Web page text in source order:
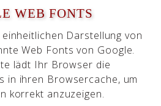
WEB FONTS
Darstellung von
Web Fonts von Google.
lädt Ihr Browser die
in ihren Browsercache, um
korrekt anzuzeigen.